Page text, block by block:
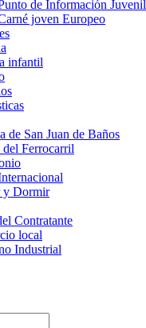
de Información Juvenil
joven Europeo
infantil
de San Juan de Baños
del Ferrocarril
y Dormir
Contratante
local
Industrial